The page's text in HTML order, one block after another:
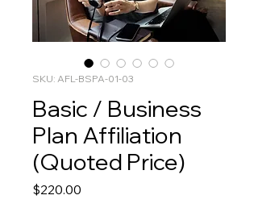
SKU: AFL-BSPA-01-03
Basic / Business
Plan Affiliation
(Quoted Price)
$220.00